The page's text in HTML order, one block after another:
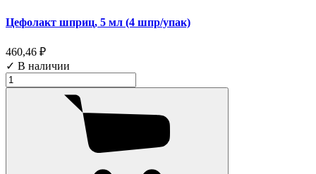
Цефолакт шприц, 5 мл (4 шпр/упак)
460,46 ₽
✓ В наличии